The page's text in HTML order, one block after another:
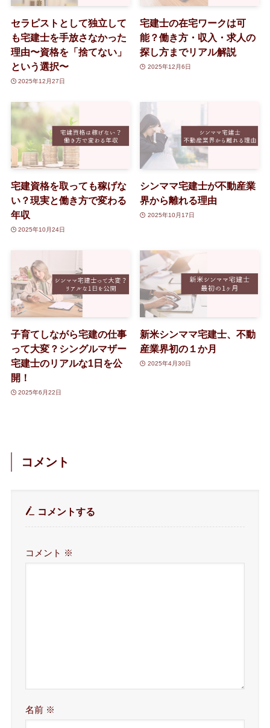
セラピストとして独立して
も宅建士を手放さなかった
理由〜資格を「捨てない」
という選択〜
2025年12月27日
宅建士の在宅ワークは可
能？働き方・収入・求人の
探し方までリアル解説
2025年12月6日
宅建資格を取っても稼げな
い？現実と働き方で変わる
年収
2025年10月24日
シンママ宅建士が不動産業
界から離れる理由
2025年10月17日
子育てしながら宅建の仕事
って大変？シングルマザー
宅建士のリアルな1日を公
開！
2025年6月22日
新米シンママ宅建士、不動
産業界初の１か月
2025年4月30日
コメント
コメントする
コメント ※
名前 ※